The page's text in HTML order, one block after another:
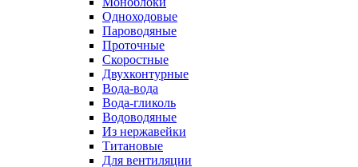
Одноходовые
Пароводяные
Проточные
Скоростные
Двухконтурные
Вода-вода
Вода-гликоль
Водоводяные
Из нержавейки
Титановые
Для вентиляции